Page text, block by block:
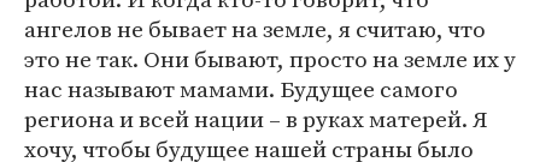
ангелов не бывает на земле, я считаю, что
это не так. Они бывают, просто на земле их у
нас называют мамами. Будущее самого
региона и всей нации – в руках матерей. Я
хочу, чтобы будущее нашей страны было